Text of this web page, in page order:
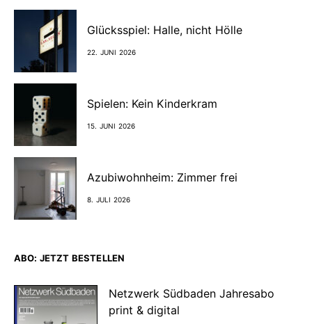
Glücksspiel: Halle, nicht Hölle
22. JUNI 2026
Spielen: Kein Kinderkram
15. JUNI 2026
Azubiwohnheim: Zimmer frei
8. JULI 2026
ABO: JETZT BESTELLEN
Netzwerk Südbaden Jahresabo
print & digital